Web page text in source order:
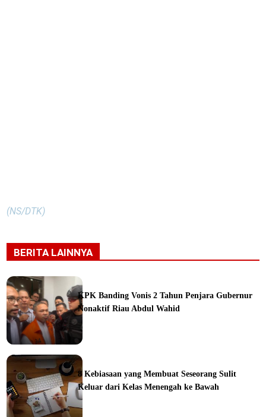
(NS/DTK)
BERITA LAINNYA
KPK Banding Vonis 2 Tahun Penjara Gubernur
Nonaktif Riau Abdul Wahid
8 Kebiasaan yang Membuat Seseorang Sulit
Keluar dari Kelas Menengah ke Bawah